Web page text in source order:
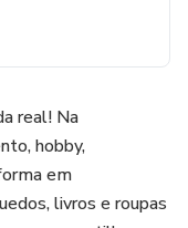
real! Na
hobby,
em
livros e roupas